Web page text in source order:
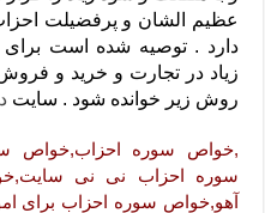
لا حول ولا قوة الا بالله برای
دعای قوی رفع ترس – دعای
دعا برای پولدار شدن در یک
عظیم الشان و پرفضیلت
دارد . توصیه شده است
زیاد در تجارت و خرید و
روش زیر خوانده شود . سایت
,خواص سوره احزاب,خواص
سوره احزاب نی نی
آهو,خواص سوره احزاب برای